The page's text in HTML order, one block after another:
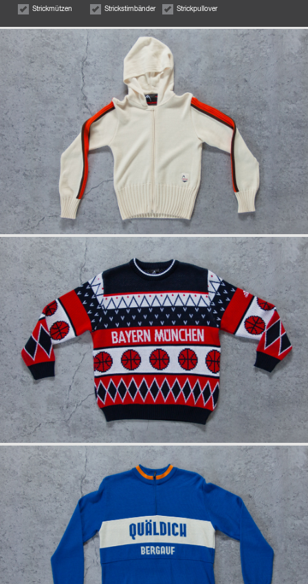
Strickmützen Strickstirnbänder Strickpullover
info anfrage
info rückseite